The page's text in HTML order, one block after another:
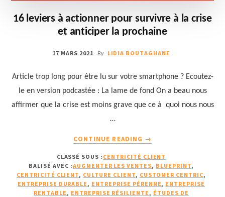
16 leviers à actionner pour survivre à la crise
et anticiper la prochaine
17 MARS 2021 By LIDIA BOUTAGHANE
Article trop long pour être lu sur votre smartphone ? Ecoutez-
le en version podcastée : La lame de fond On a beau nous
affirmer que la crise est moins grave que ce à quoi nous nous
…
CONTINUE READING
LEVIERS
À
ACTIONNER
POUR
→
CLASSÉ SOUS : CENTRICITÉ CLIENT
BALISÉ AVEC :AUGMENTER LES VENTES, BLUEPRINT,
CENTRICITÉ CLIENT, CULTURE CLIENT, CUSTOMER CENTRIC,
ENTREPRISE DURABLE , ENTREPRISE PÉRENNE, ENTREPRISE
RENTABLE , ENTREPRISE RÉSILIENTE , ÉTUDES DE